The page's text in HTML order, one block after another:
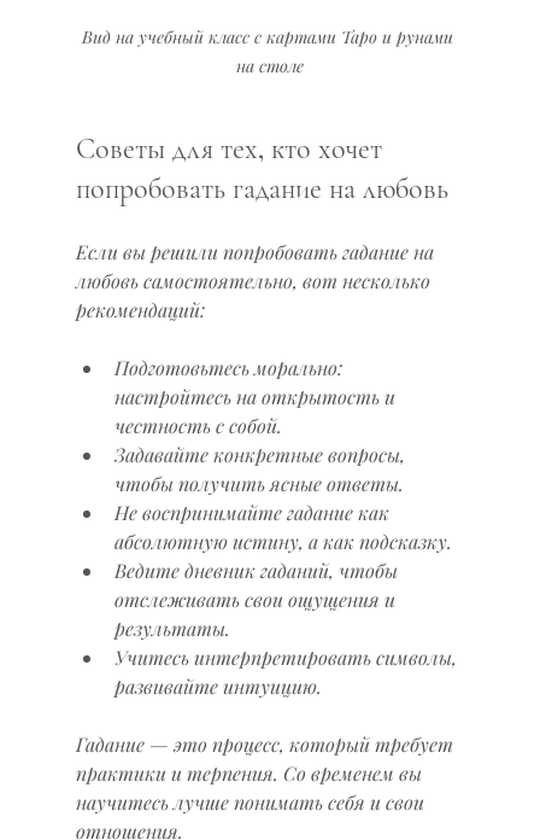
Вид на учебный класс с картами Таро и рунами
на столе
Советы для тех, кто хочет
попробовать гадание на любовь
Если вы решили попробовать гадание на
любовь самостоятельно, вот несколько
рекомендаций:
Подготовьтесь морально:
настройтесь на открытость и
честность с собой.
Задавайте конкретные вопросы,
чтобы получить ясные ответы.
Не воспринимайте гадание как
абсолютную истину, а как подсказку.
Ведите дневник гаданий, чтобы
отслеживать свои ощущения и
результаты.
Учитесь интерпретировать символы,
развивайте интуицию.
Гадание — это процесс, который требует
практики и терпения. Со временем вы
научитесь лучше понимать себя и свои
отношения.